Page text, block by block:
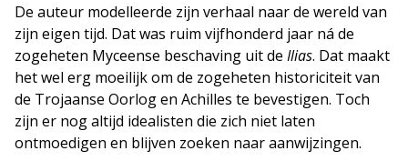
De auteur modelleerde zijn verhaal naar de wereld van
zijn eigen tijd. Dat was ruim vijfhonderd jaar ná de
zogeheten Myceense beschaving uit de Ilias. Dat maakt
het wel erg moeilijk om de zogeheten historiciteit van
de Trojaanse Oorlog en Achilles te bevestigen. Toch
zijn er nog altijd idealisten die zich niet laten
ontmoedigen en blijven zoeken naar aanwijzingen.